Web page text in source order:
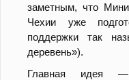
заметным, что
Чехии уже
поддержки так
деревень»).
Главная идея —